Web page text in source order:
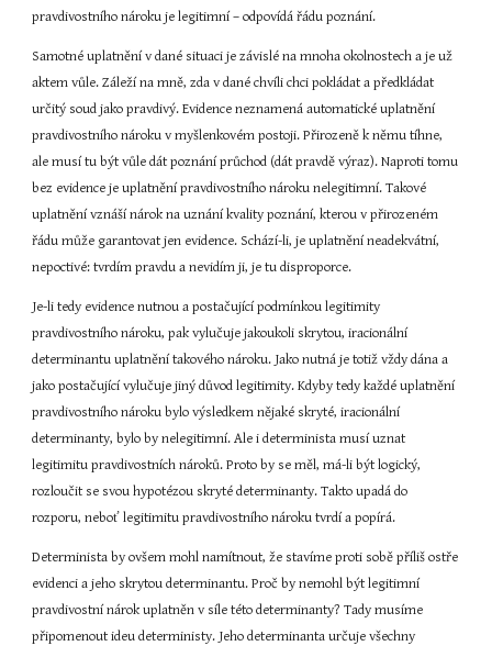
pravdivostního nároku je legitimní – odpovídá řádu poznání.
Samotné uplatnění v dané situaci je závislé na mnoha okolnostech a je už
aktem vůle. Záleží na mně, zda v dané chvíli chci pokládat a předkládat
určitý soud jako pravdivý. Evidence neznamená automatické uplatnění
pravdivostního nároku v myšlenkovém postoji. Přirozeně k němu tíhne,
ale musí tu být vůle dát poznání průchod (dát pravdě výraz). Naproti tomu
bez evidence je uplatnění pravdivostního nároku nelegitimní. Takové
uplatnění vznáší nárok na uznání kvality poznání, kterou v přirozeném
řádu může garantovat jen evidence. Schází-li, je uplatnění neadekvátní,
nepoctivé: tvrdím pravdu a nevidím ji, je tu disproporce.
Je-li tedy evidence nutnou a postačující podmínkou legitimity
pravdivostního nároku, pak vylučuje jakoukoli skrytou, iracionální
determinantu uplatnění takového nároku. Jako nutná je totiž vždy dána a
jako postačující vylučuje jiný důvod legitimity. Kdyby tedy každé uplatnění
pravdivostního nároku bylo výsledkem nějaké skryté, iracionální
determinanty, bylo by nelegitimní. Ale i determinista musí uznat
legitimitu pravdivostních nároků. Proto by se měl, má-li být logický,
rozloučit se svou hypotézou skryté determinanty. Takto upadá do
rozporu, neboť legitimitu pravdivostního nároku tvrdí a popírá.
Determinista by ovšem mohl namítnout, že stavíme proti sobě příliš ostře
evidenci a jeho skrytou determinantu. Proč by nemohl být legitimní
pravdivostní nárok uplatněn v síle této determinanty? Tady musíme
připomenout ideu deterministy. Jeho determinanta určuje všechny